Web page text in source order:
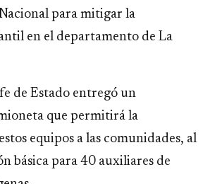
para mitigar la
en el departamento de La
de Estado entregó un
que permitirá la
equipos a las comunidades, al
básica para 40 auxiliares de